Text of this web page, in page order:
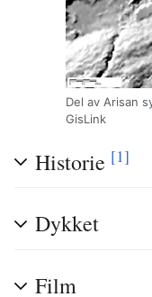
Del av Arisan
GisLink
Historie [1]
Dykket
Film